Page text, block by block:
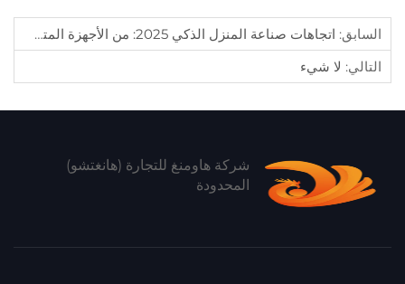
السابق: اتجاهات صناعة المنزل الذكي 2025: من الأجهزة المتصلة إلى العيش بذكاء حقيقي
التالي: لا شيء
شركة هاومنغ للتجارة (هانغتشو)
المحدودة